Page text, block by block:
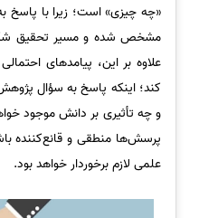
«چه چیزی» است؛ زیرا با
مشخص شده و مسیر تحقیق
علاوه بر این، پیامدهای
کند؛ اینکه پاسخ به سؤال
و چه تأثیری بر دانش موجود
پرسش‌ها منطقی و قانع‌کننده
علمی لازم برخوردار خواهد بود.